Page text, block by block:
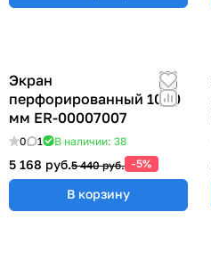
Экран
перфорированный 1000
мм ER-00007007
0 1 В наличии: 38
5 168 руб.5 440 руб. -5%
В корзину